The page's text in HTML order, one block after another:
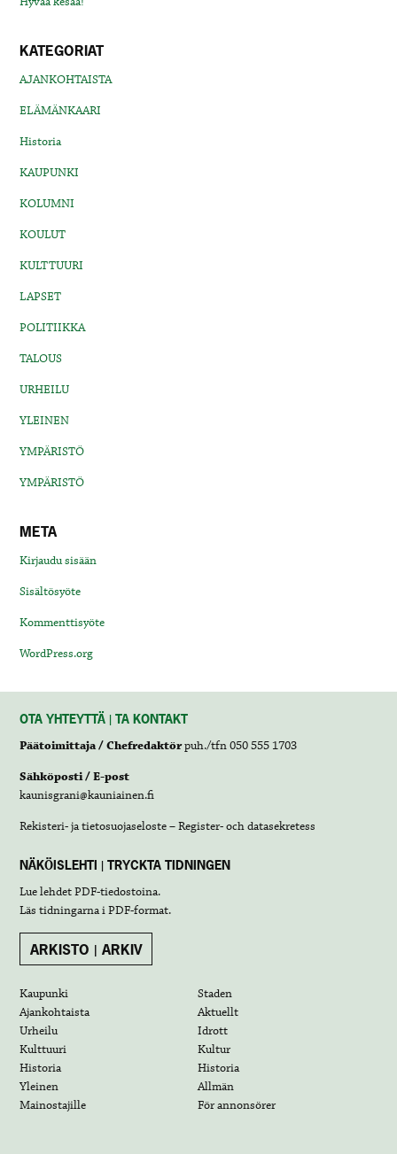
KATEGORIAT
AJANKOHTAISTA
ELÄMÄNKAARI
Historia
KAUPUNKI
KOLUMNI
KOULUT
KULTTUURI
LAPSET
POLITIIKKA
TALOUS
URHEILU
YLEINEN
YMPÄRISTÖ
YMPÄRISTÖ
META
Kirjaudu sisään
Sisältösyöte
Kommenttisyöte
WordPress.org
OTA YHTEYTTÄ | TA KONTAKT
Päätoimittaja / Chefredaktörpuh./tfn 050 555 1703
Sähköposti / E-post
kaunisgrani@kauniainen.fi
Rekisteri- ja tietosuojaseloste – Register- och datasekretess
NÄKÖISLEHTI | TRYCKTA TIDNINGEN
Lue lehdetPDF-tiedostoina.
Läs tidningarna iPDF-format.
ARKISTO | ARKIV
Kaupunki
Staden
Ajankohtaista
Aktuellt
Urheilu
Idrott
Kulttuuri
Kultur
Historia
Historia
Yleinen
Allmän
Mainostajille
För annonsörer